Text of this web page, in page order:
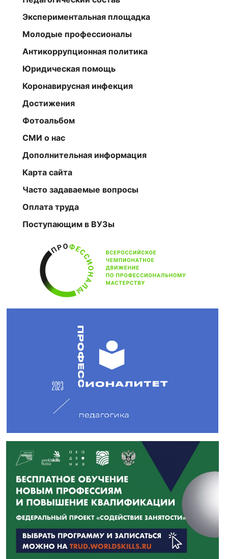
Экспериментальная площадка
Молодые профессионалы
Антикоррупционная политика
Юридическая помощь
Коронавирусная инфекция
Достижения
Фотоальбом
СМИ о нас
Дополнительная информация
Карта сайта
Часто задаваемые вопросы
Оплата труда
Поступающим в ВУЗы